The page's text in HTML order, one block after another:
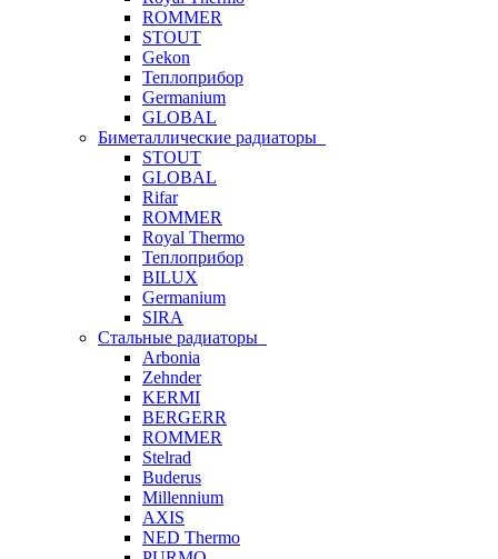
ROMMER
STOUT
Gekon
Теплоприбор
Germanium
GLOBAL
Биметаллические радиаторы
STOUT
GLOBAL
Rifar
ROMMER
Royal Thermo
Теплоприбор
BILUX
Germanium
SIRA
Стальные радиаторы
Arbonia
Zehnder
KERMI
BERGERR
ROMMER
Stelrad
Buderus
Millennium
AXIS
NED Thermo